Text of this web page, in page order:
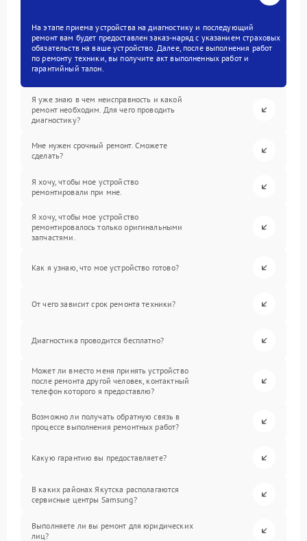
На этапе приема устройства на диагностику и последующий
ремонт вам будет предоставлен заказ-наряд с указанием страховых
обязательств на ваше устройство. Далее, после выполнения работ
по ремонту техники, вы получите акт выполненных работ и
гарантийный талон.
Я уже знаю в чем неисправность и какой
ремонт необходим. Для чего проводить
диагностику?
Мне нужен срочный ремонт. Сможете
сделать?
Я хочу, чтобы мое устройство
ремонтировали при мне.
Я хочу, чтобы мое устройство
ремонтировалось только оригинальными
запчастями.
Как я узнаю, что мое устройство готово?
От чего зависит срок ремонта техники?
Диагностика проводится бесплатно?
Может ли вместо меня принять устройство
после ремонта другой человек, контактный
телефон которого я предоставлю?
Возможно ли получать обратную связь в
процессе выполнения ремонтных работ?
Какую гарантию вы предоставляете?
В каких районах Якутска располагаются
сервисные центры Samsung?
Выполняете ли вы ремонт для юридических
лиц?